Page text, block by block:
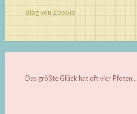
Blog von Zoobio
Das größte Glück hat oft vier Pfoten...